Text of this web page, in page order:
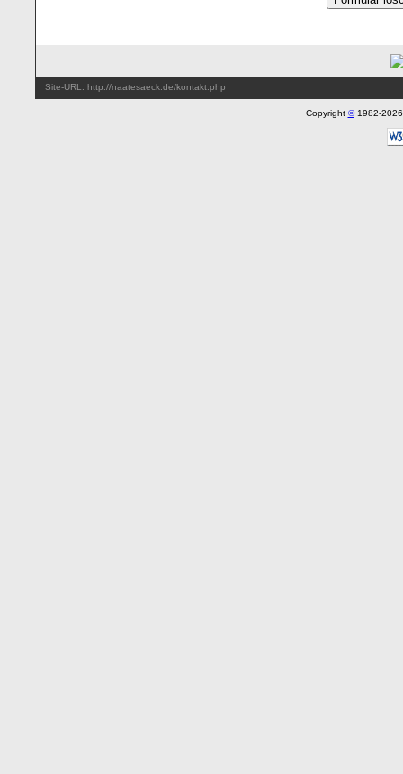
Site-URL: http://naatesaeck.de/kontakt.php
Copyright © 1982-